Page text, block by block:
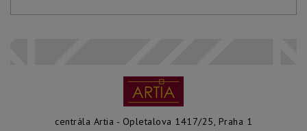
centrála Artia - Opletalova 1417/25, Praha 1